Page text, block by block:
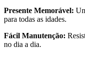
Presente Memorável:
para todas as idades.
Fácil Manutenção:
no dia a dia.